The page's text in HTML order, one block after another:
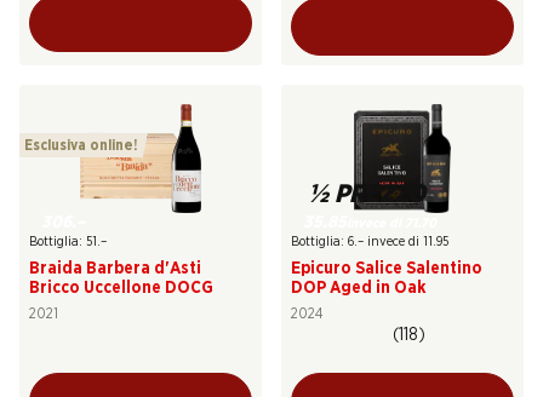
Esclusiva online!
Bottiglia: 51.–
Braida Barbera d'Asti
Bricco Uccellone DOCG
2021
½ PREZZO
Bottiglia: 6.– invece di 11.95
Epicuro Salice Salentino
DOP Aged in Oak
2024
(118)